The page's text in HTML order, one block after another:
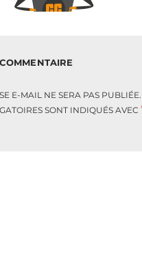
E-MAIL NE SERA PAS PUBLIÉE.
SONT INDIQUÉS AVEC